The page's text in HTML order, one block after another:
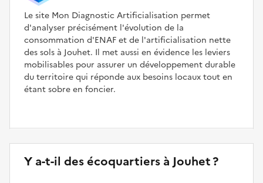
Le site Mon Diagnostic Artificialisation permet
d'analyser précisément l'évolution de la
consommation d'ENAF et de l'artificialisation nette
des sols à Jouhet. Il met aussi en évidence les leviers
mobilisables pour assurer un développement durable
du territoire qui réponde aux besoins locaux tout en
étant sobre en foncier.
Y a-t-il des écoquartiers à Jouhet ?